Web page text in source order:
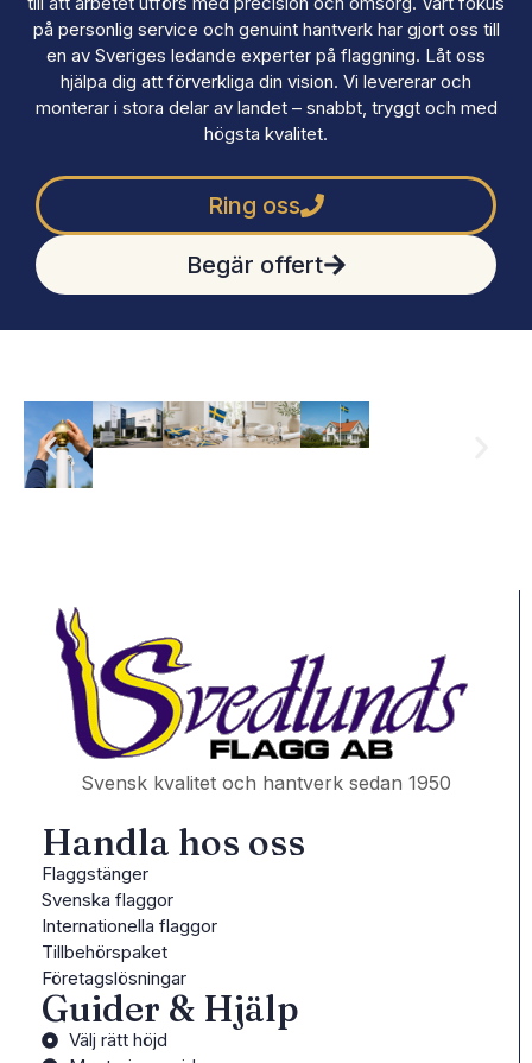
på personlig service och genuint hantverk har gjort oss till
en av Sveriges ledande experter på flaggning. Låt oss
hjälpa dig att förverkliga din vision. Vi levererar och
monterar i stora delar av landet – snabbt, tryggt och med
högsta kvalitet.
Ring oss
Begär offert
Svensk kvalitet och hantverk sedan 1950
Handla hos oss
Flaggstänger
Svenska flaggor
Internationella flaggor
Tillbehörspaket
Företagslösningar
Guider & Hjälp
Välj rätt höjd